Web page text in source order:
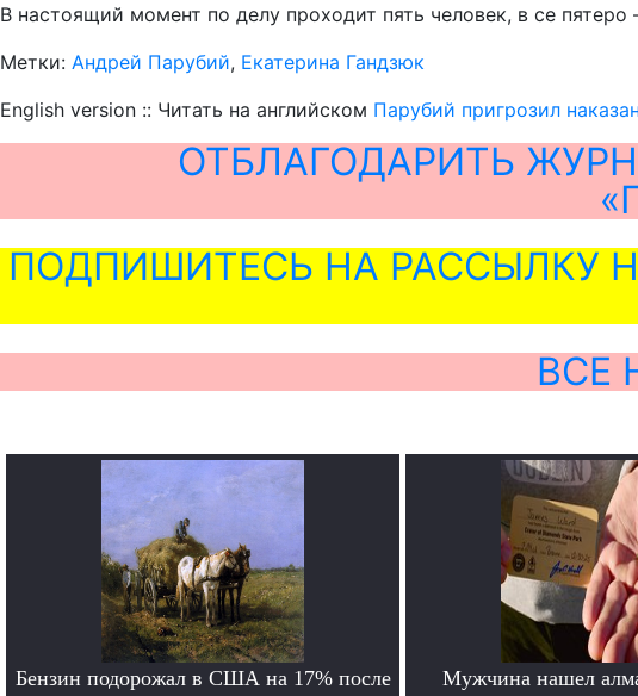
В настоящий момент по делу проходит пять человек, в се
Метки: Андрей Парубий, Екатерина Гандзюк
English version :: Читать на английском Парубий пригрозил
ОТБЛАГОДАРИТЬ
ПОДПИШИТЕСЬ НА РАССЫЛКУ
ВСЕ
Бензин подорожал в США на 17% после
Мужчина нашел